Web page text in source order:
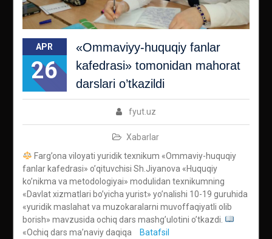
APR
26
«Ommaviyy-huquqiy fanlar
kafedrasi» tomonidan mahorat
darslari o’tkazildi
fyut.uz
Xabarlar
Farg’ona viloyati yuridik texnikum «Ommaviy-huquqiy
fanlar kafedrasi» o’qituvchisi Sh.Jiyanova «Huquqiy
ko’nikma va metodologiyai» modulidan texnikumning
«Davlat xizmatlari bo’yicha yurist» yo’nalishi 10-19 guruhida
«yuridik maslahat va muzokaralarni muvoffaqiyatli olib
borish» mavzusida ochiq dars mashg’ulotini o’tkazdi.
«Ochiq dars ma’naviy daqiqa
Batafsil